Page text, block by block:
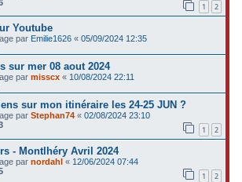
1 2
Youtube
par Emilie1626 «05/09/2024 12:35
sur mer 08 aout 2024
parmisscx « 10/08/2024 22:11
sur mon itinéraire les 24-25 JUN ?
parStephan74 «02/08/2024 23:10
1 2
- Montlhéry Avril 2024
parnordahl « 12/06/2024 07:44
1 2